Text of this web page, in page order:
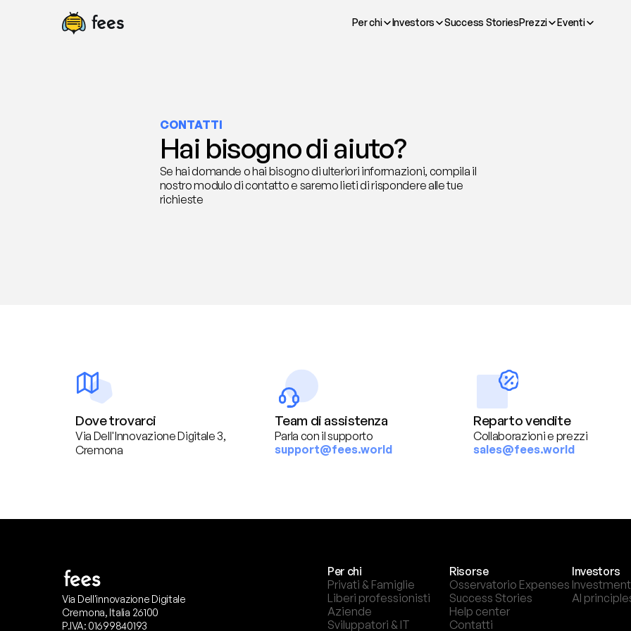
Per chi Investors Success StoriesPrezzi Eventi
CONTATTI
Hai bisogno di aiuto?
Se hai domande o hai bisogno di ulteriori informazioni, compila il
nostro modulo di contatto e saremo lieti di rispondere alle tue
richieste
Dove trovarci
Via Dell'Innovazione Digitale 3,
Cremona
Team di assistenza
Parla con il supporto
support@fees.world
Reparto vendite
Collaborazioni e prezzi
sales@fees.world
Via Dell'innovazione Digitale
Cremona, Italia 26100
P.IVA: 01699840193
Per chi
Privati & Famiglie
Liberi professionisti
Aziende
Sviluppatori & IT
Risorse
Osservatorio Expenses
Success Stories
Help center
Contatti
Investors
AI